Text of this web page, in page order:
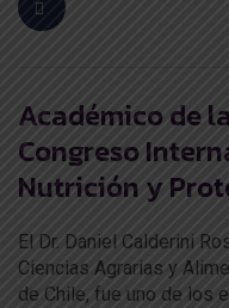
Académico de
Congreso
Nutrición y
El Dr. Daniel Calderini
Ciencias Agrarias y
de Chile, fue uno de los